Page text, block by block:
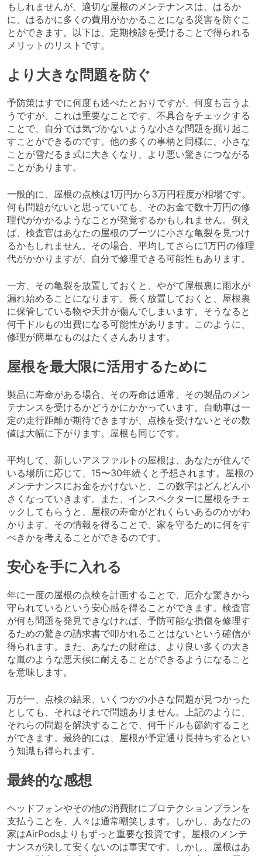
もしれませんが、適切な屋根のメンテナンスは、はるか
に、はるかに多くの費用がかかることになる災害を防ぐこ
とができます。以下は、定期検診を受けることで得られる
メリットのリストです。
より大きな問題を防ぐ
予防策はすでに何度も述べたとおりですが、何度も言うよ
うですが、これは重要なことです。不具合をチェックする
ことで、自分では気づかないような小さな問題を掘り起こ
すことができるのです。他の多くの事柄と同様に、小さな
ことが雪だるま式に大きくなり、より悪い驚きにつながる
ことがあります。
一般的に、屋根の点検は1万円から3万円程度が相場です。
何も問題がないと思っていても、そのお金で数十万円の修
理代がかかるようなことが発覚するかもしれません。例え
ば、検査官はあなたの屋根のブーツに小さな亀裂を見つけ
るかもしれません。その場合、平均してさらに1万円の修理
代がかかりますが、自分で修理できる可能性もあります。
一方、その亀裂を放置しておくと、やがて屋根裏に雨水が
漏れ始めることになります。長く放置しておくと、屋根裏
に保管している物や天井が傷んでしまいます。そうなると
何千ドルもの出費になる可能性があります。このように、
修理が簡単なものはたくさんあります。
屋根を最大限に活用するために
製品に寿命がある場合、その寿命は通常、その製品のメン
テナンスを受けるかどうかにかかっています。自動車は一
定の走行距離が期待できますが、点検を受けないとその数
値は大幅に下がります。屋根も同じです。
平均して、新しいアスファルトの屋根は、あなたが住んで
いる場所に応じて、15〜30年続くと予想されます。屋根の
メンテナンスにお金をかけないと、この数字はどんどん小
さくなっていきます。また、インスペクターに屋根をチェ
ックしてもらうと、屋根の寿命がどれくらいあるのかがわ
かります。その情報を得ることで、家を守るために何をす
べきかを考えることができるのです。
安心を手に入れる
年に一度の屋根の点検を計画することで、厄介な驚きから
守られているという安心感を得ることができます。検査官
が何も問題を発見できなければ、予防可能な損傷を修理す
るための驚きの請求書で叩かれることはないという確信が
得られます。また、あなたの財産は、より良い多くの大き
な嵐のような悪天候に耐えることができるようになること
を意味します。
万が一、点検の結果、いくつかの小さな問題が見つかった
としても、それはそれで問題ありません。上記のように、
それらの問題を解決することで、何千ドルも節約すること
ができます。最終的には、屋根が予定通り長持ちするとい
う知識も得られます。
最終的な感想
ヘッドフォンやその他の消費財にプロテクションプランを
支払うことを、人々は通常嘲笑します。しかし、あなたの
家はAirPodsよりもずっと重要な投資です。屋根のメンテ
ナンスが決して安くないのは事実です。しかし、屋根はあ